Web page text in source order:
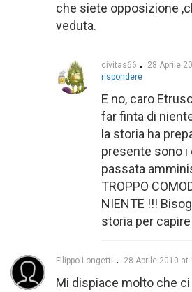
che siete opposizione
veduta.
civitas66 28 Aprile
rispondere
E no, caro
far finta di
la storia ha
presente sono i
passata
TROPPO
NIENTE !!!
storia per
Filippo Longetti 28 Aprile 2010 at
Mi dispiace molto che